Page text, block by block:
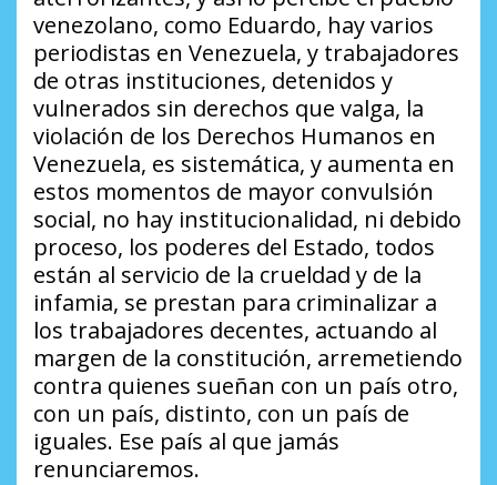
venezolano, como Eduardo, hay varios
periodistas en Venezuela, y trabajadores
de otras instituciones, detenidos y
vulnerados sin derechos que valga, la
violación de los Derechos Humanos en
Venezuela, es sistemática, y aumenta en
estos momentos de mayor convulsión
social, no hay institucionalidad, ni debido
proceso, los poderes del Estado, todos
están al servicio de la crueldad y de la
infamia, se prestan para criminalizar a
los trabajadores decentes, actuando al
margen de la constitución, arremetiendo
contra quienes sueñan con un país otro,
con un país, distinto, con un país de
iguales. Ese país al que jamás
renunciaremos.